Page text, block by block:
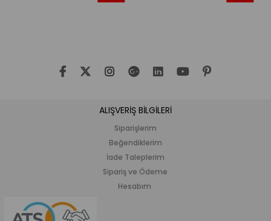
ALIŞVERİŞ BİLGİLERİ
Siparişlerim
Beğendiklerim
İade Taleplerim
Sipariş ve Ödeme
Hesabım